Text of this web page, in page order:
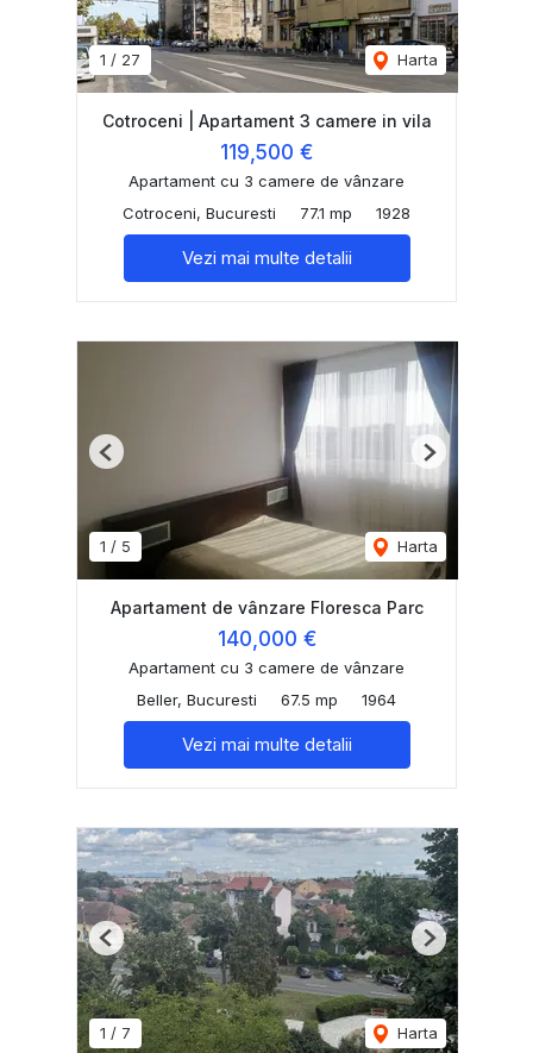
1 / 27 Harta
Cotroceni | Apartament 3 camere in vila
119,500 €
Apartament cu 3 camere de vânzare
Cotroceni, Bucuresti
77.1 mp 1928
Vezi mai multe detalii
1 / 5 Harta
Previous Next
Apartament de vânzare Floresca Parc
140,000 €
Apartament cu 3 camere de vânzare
Beller, Bucuresti
67.5 mp 1964
Vezi mai multe detalii
1 / 7 Harta
Previous Next